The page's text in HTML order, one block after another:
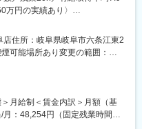
兼導入事業者として、世界的に
扱っており受注も増えていま
）が在籍しております。
境です。未経験の方も活躍中
円の実績あり〉
です。
福利厚生欄参照）
パニー認定
店住所：岐阜県岐阜市六条江東2
可能場所あり変更の範囲：会
月給制＜賃金内訳＞月額（基
：48,254円（固定残業時間30